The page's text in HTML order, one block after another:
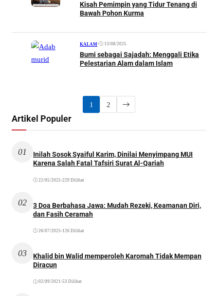
Kisah Pemimpin yang Tidur Tenang di
Bawah Pohon Kurma
KALAM • 13/08/2025
Bumi sebagai Sajadah: Menggali Etika
Pelestarian Alam dalam Islam
1 2
Artikel Populer
01
Inilah Sosok Syaiful Karim, Dinilai Menyimpang MUI
Karena Salah Fatal Tafsiri Surat Al-Qariah
22/05/2025 •229 Dilihat
02
3 Doa Berbahasa Jawa: Mudah Rezeki, Keamanan Diri,
dan Fasih Ceramah
26/07/2025 •126 Dilihat
03
Khalid bin Walid memperoleh Karomah Tidak Mempan
Diracun
02/09/2021 •53 Dilihat